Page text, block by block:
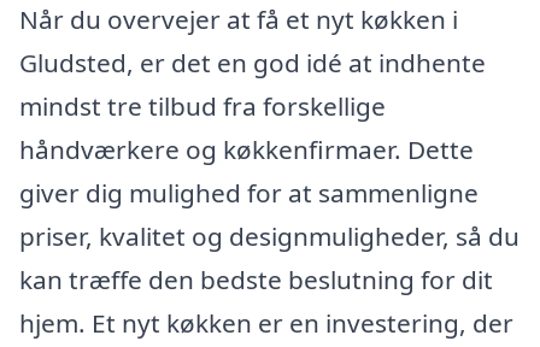
Når du overvejer at få et nyt køkken i
Gludsted, er det en god idé at indhente
mindst tre tilbud fra forskellige
håndværkere og køkkenfirmaer. Dette
giver dig mulighed for at sammenligne
priser, kvalitet og designmuligheder, så du
kan træffe den bedste beslutning for dit
hjem. Et nyt køkken er en investering, der